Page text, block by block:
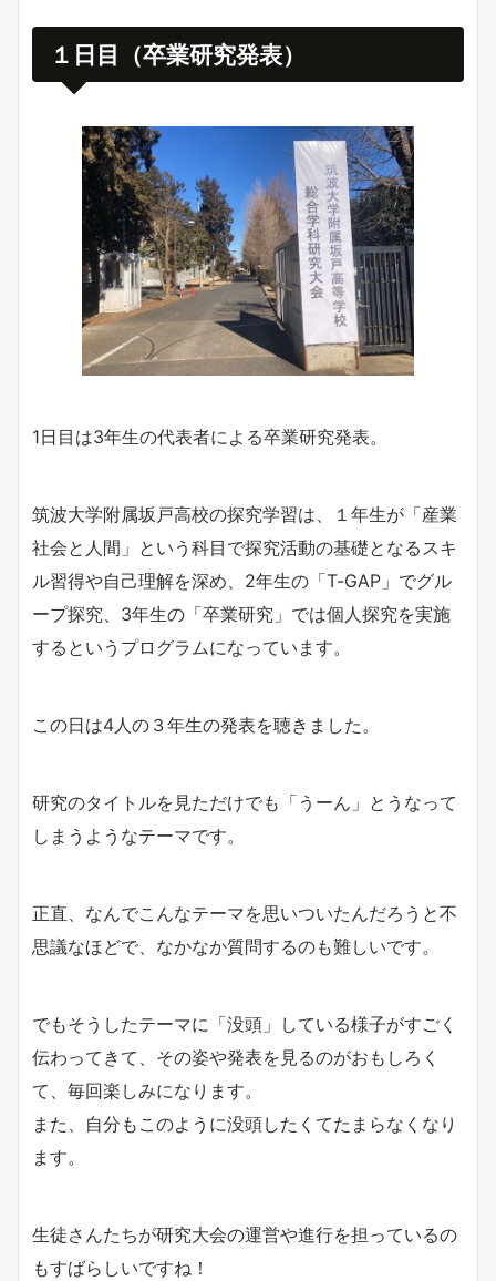
１日目（卒業研究発表）
1日目は3年生の代表者による卒業研究発表。
筑波大学附属坂戸高校の探究学習は、１年生が「産業
社会と人間」という科目で探究活動の基礎となるスキ
ル習得や自己理解を深め、2年生の「T-GAP」でグル
ープ探究、3年生の「卒業研究」では個人探究を実施
するというプログラムになっています。
この日は4人の３年生の発表を聴きました。
研究のタイトルを見ただけでも「うーん」とうなって
しまうようなテーマです。
正直、なんでこんなテーマを思いついたんだろうと不
思議なほどで、なかなか質問するのも難しいです。
でもそうしたテーマに「没頭」している様子がすごく
伝わってきて、その姿や発表を見るのがおもしろく
て、毎回楽しみになります。
また、自分もこのように没頭したくてたまらなくなり
ます。
生徒さんたちが研究大会の運営や進行を担っているの
もすばらしいですね！